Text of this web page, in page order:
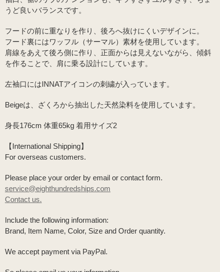
うど良いバランスです。
フードの前に重なりを作り、後ろへ抜けにくいデザインに。
フード裏にはワッフル（サーマル）素材を使用しています。
肩線をあえて後ろ側に作り、正面からは見えないながら、傾斜
を作ることで、肩に乗る設計にしています。
左袖口にはINNATアイコンの刺繍が入っています。
Beigeは、ざくろから抽出した天然染料を使用しています。
身長176cm 体重65kg 着用サイズ2
【International Shipping】
For overseas customers.
Please place your order by email or contact form.
service@eighthundredships.com
Contact us.
Include the following information:
Brand, Item Name, Color, Size and Order quantity.
We accept payment via PayPal.